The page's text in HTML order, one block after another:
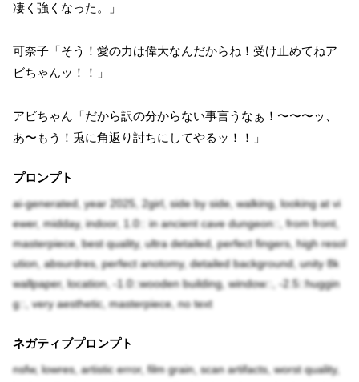
凄く強くなった。」
可奈子「そう！愛の力は偉大なんだからね！受け止めてねア
ビちゃんッ！！」
アビちゃん「だから訳の分からない事言うなぁ！〜〜〜ッ、
あ〜もう！兎に角返り討ちにしてやるッ！！」
プロンプト
ai-generated, year 2025, 2girl, side by side, walking, looking at vi
ewer, midday, indoor, 1.0:: in ancient cave dungeon::, from front,
masterpiece, best quality, ultra detailed, perfect fingers, high resol
ution, absurdres, perfect anotomy, detailed background, unity 8k
wallpaper, location, -1.0::wooden building, window::, -2.5::huggin
g::, very aesthetic, masterpiece, no text
ネガティブプロンプト
nsfw, lowres, artistic error, film grain, scan artifacts, worst quality,